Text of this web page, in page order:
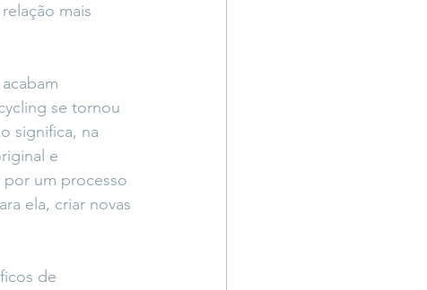
mais
se tornou
significa, na
e
por um processo
ela, criar novas
de